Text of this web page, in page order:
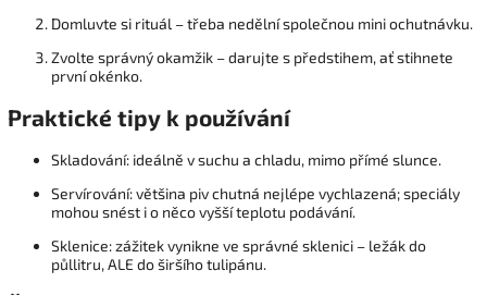
Domluvte si rituál – třeba nedělní společnou mini ochutnávku.
Zvolte správný okamžik – darujte s předstihem, ať stihnete
první okénko.
Praktické tipy k používání
Skladování: ideálně v suchu a chladu, mimo přímé slunce.
Servírování: většina piv chutná nejlépe vychlazená; speciály
mohou snést i o něco vyšší teplotu podávání.
Sklenice: zážitek vynikne ve správné sklenici – ležák do
půllitru, ALE do širšího tulipánu.